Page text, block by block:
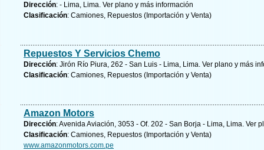
Dirección: - Lima, Lima. Ver plano y más información
Clasificación: Camiones, Repuestos (Importación y Venta)
Repuestos Y Servicios Chemo
Dirección: Jirón Río Piura, 262 - San Luis - Lima, Lima. Ver plano y más
Clasificación: Camiones, Repuestos (Importación y Venta)
Amazon Motors
Dirección: Avenida Aviación, 3053 - Of. 202 - San Borja - Lima, Lima. Ver
Clasificación: Camiones, Repuestos (Importación y Venta)
www.amazonmotors.com.pe